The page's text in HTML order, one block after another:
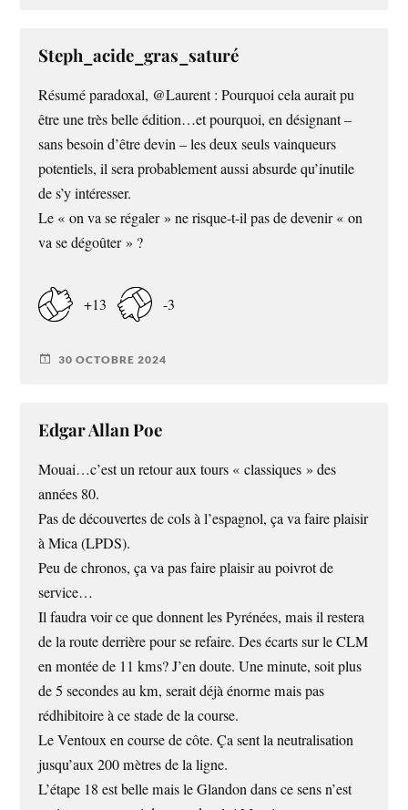
Steph_acide_gras_saturé
Résumé paradoxal, @Laurent : Pourquoi cela aurait pu
être une très belle édition…et pourquoi, en désignant –
sans besoin d’être devin – les deux seuls vainqueurs
potentiels, il sera probablement aussi absurde qu’inutile
de s’y intéresser.
Le « on va se régaler » ne risque-t-il pas de devenir « on
va se dégoûter » ?
+13 -3
30 OCTOBRE 2024
Edgar Allan Poe
Mouai…c’est un retour aux tours « classiques » des
années 80.
Pas de découvertes de cols à l’espagnol, ça va faire plaisir
à Mica (LPDS).
Peu de chronos, ça va pas faire plaisir au poivrot de
service…
Il faudra voir ce que donnent les Pyrénées, mais il restera
de la route derrière pour se refaire. Des écarts sur le CLM
en montée de 11 kms? J’en doute. Une minute, soit plus
de 5 secondes au km, serait déjà énorme mais pas
rédhibitoire à ce stade de la course.
Le Ventoux en course de côte. Ça sent la neutralisation
jusqu’aux 200 mètres de la ligne.
L’étape 18 est belle mais le Glandon dans ce sens n’est